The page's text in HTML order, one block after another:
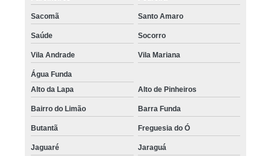
quanto custa pigmentação capilar feminina Jockey Club
pigmentação capilar definitiva preço Alphaville
quanto custa pigmentação capilar masculina Água Rasa
pigmentação na careca Cidade Tiradentes
pigmentação capilar definitiva Rio Pequeno
pigmentação capilar Glicério
pigmentação capilar em 3d preço Santos
onde encontro pigmentação capilar feminina Brooklin
Sacomã Santo Amaro
Saúde Socorro
Vila Andrade Vila Mariana
Água Funda
Alto da Lapa
Alto de Pinheiros
Bairro do Limão Barra Funda
Butantã Freguesia do Ó
Jaguaré Jaraguá